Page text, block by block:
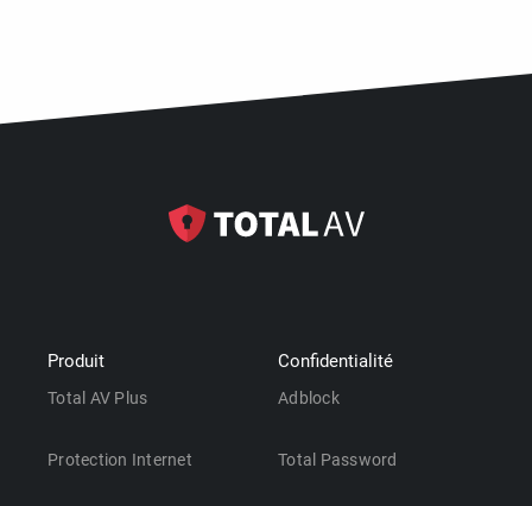
Produit
Total AV Plus
Protection Internet
Confidentialité
Adblock
Total Password